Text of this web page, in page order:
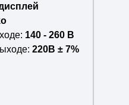
140 - 260 В
220В ± 7%